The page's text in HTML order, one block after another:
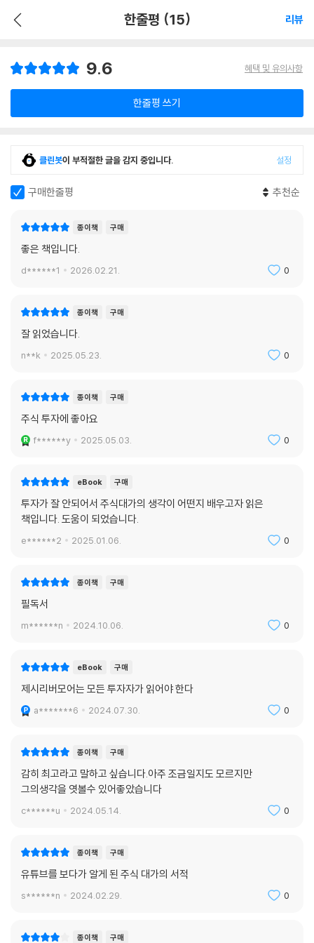
한줄평 (15) 리뷰
9.6 혜택 및 유의사항
한줄평 쓰기
클린봇이 부적절한 글을 감지 중입니다. 설정
구매한줄평 추천순
종이책 구매
좋은 책입니다.
d******1 2026.02.21. 0
종이책 구매
잘 읽었습니다.
n**k 2025.05.23. 0
종이책 구매
주식 투자에 좋아요
f******y 2025.05.03. 0
eBook 구매
투자가 잘 안되어서 주식대가의 생각이 어떤지 배우고자 읽은
책입니다. 도움이 되었습니다.
e******2 2025.01.06. 0
종이책 구매
필독서
m******n 2024.10.06. 0
eBook 구매
제시리버모어는 모든 투자자가 읽어야 한다
a*******6 2024.07.30. 0
종이책 구매
감히 최고라고 말하고 싶습니다.아주 조금일지도 모르지만
그의생각을 엿볼수 있어좋았습니다
c******u 2024.05.14. 0
종이책 구매
유튜브를 보다가 알게 된 주식 대가의 서적
s******n 2024.02.29. 0
종이책 구매